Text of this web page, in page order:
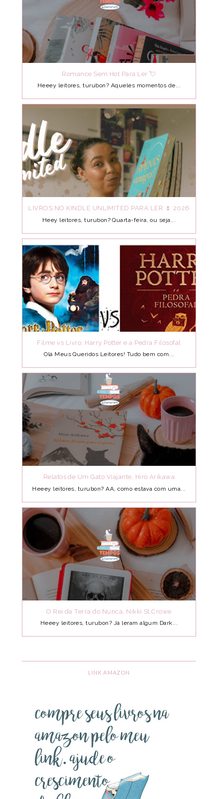
Romance Sem Hot Para Ler 💘
Heeey leitores, turubon? Aqueles momentos de...
LIVROS NO KINDLE UNLIMITED PARA LER 🌷 2026
Heey leitores, turubon? Quarta-feira, ou seja...
Filme vs Livro: Harry Potter e a Pedra Filosofal
Olá Meus Queridos Leitores! Tudo bem com...
Relatos de Um Gato Viajante, Hiro Arikawa
Heeey leitores, turubon? AA, como estava com uma...
O Rei da Terra do Nunca, Nikki St.Crowe
Heeey leitores, turubon? Já leram algum Dark...
LINK AMAZON